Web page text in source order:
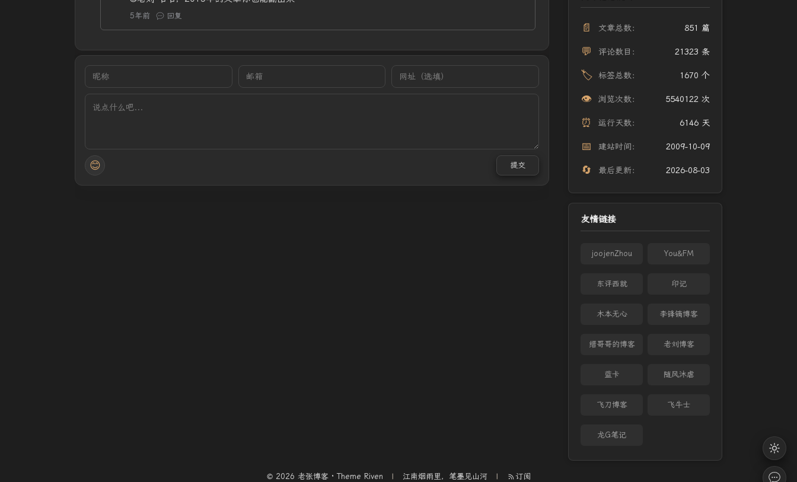
5年前 回复
😊 提交
📄 文章总数： 851 篇
💬 评论数目： 21323 条
🏷️ 标签总数： 1670 个
👁️ 浏览次数： 5540122 次
⏰ 运行天数： 6146 天
📅 建站时间： 2009-10-09
🔄 最后更新： 2026-08-03
友情链接
joojenZhou You&FM
东评西就 印记
木本无心 李锋镝博客
缙哥哥的博客 老刘博客
蓝卡 随风沐虐
飞刀博客 飞牛士
龙G笔记
© 2026 老张博客 · Theme Riven 江南烟雨里，笔墨见山河 订阅